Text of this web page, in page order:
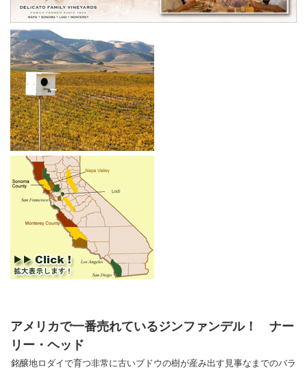
アメリカで一番売れているジンファンデル！ ナー
リー・ヘッド
銘醸地ロダイで育つ非常に古いブドウの樹が産み出す見事なまでのバラ